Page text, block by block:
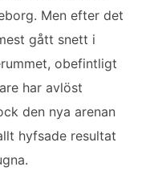
Men efter det
gått snett i
obefintligt
har avlöst
den nya arenan
hyfsade resultat